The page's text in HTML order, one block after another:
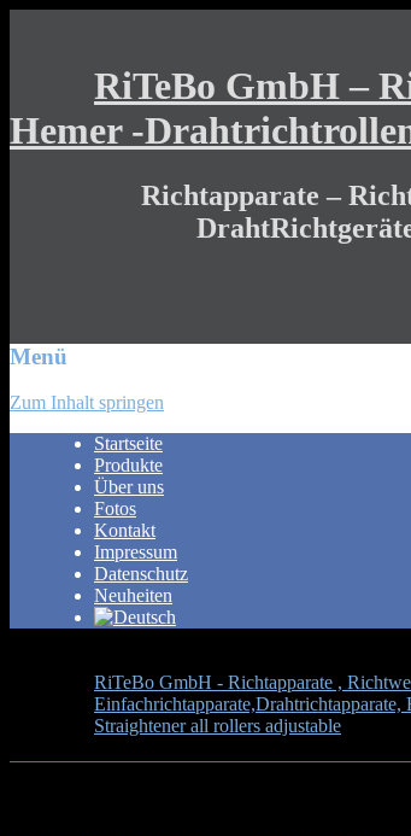
RiTeBo GmbH –
Hemer -
Richtapparate –
Menü
Zum Inhalt springen
Startseite
Produkte
Über uns
Fotos
Kontakt
Impressum
Datenschutz
Neuheiten
RiTeBo GmbH - Richtapparate ,
Straightener all rollers adjustable